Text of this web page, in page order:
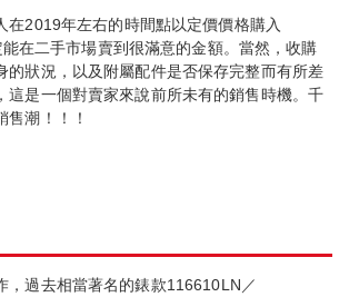
在2019年左右的時間點以定價價格購入
在二手市場賣到很滿意的金額。當然，收購
的狀況，以及附屬配件是否保存完整而有所差
這是一個對賣家來說前所未有的銷售時機。千
售潮！！！
，過去相當著名的錶款116610LN／